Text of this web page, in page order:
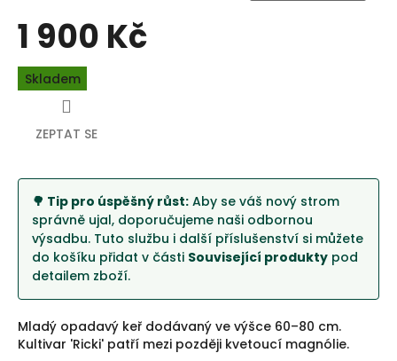
1 900 Kč
Měrná
cena:
Skladem
🌳 Tip pro úspěšný růst: Aby se váš nový strom
správně ujal, doporučujeme naši odbornou
výsadbu. Tuto službu i další příslušenství si můžete
do košíku přidat v části Související produkty pod
detailem zboží.
Mladý opadavý keř dodávaný ve výšce 60–80 cm.
Kultivar 'Ricki' patří mezi později kvetoucí magnólie.
ZEPTAT SE